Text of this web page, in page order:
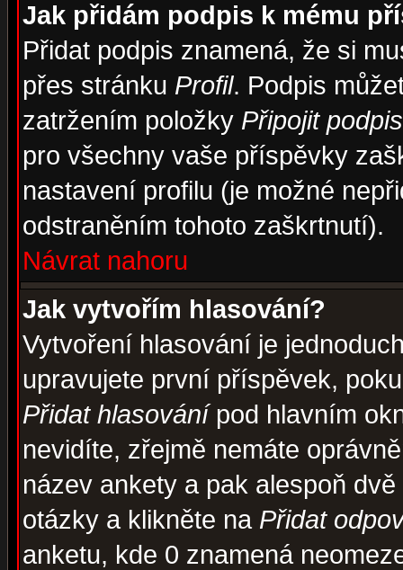
Jak přidám podpis k mému
Přidat podpis znamená, že si
přes stránku Profil. Podpis
zatržením položky Připojit podpis
pro všechny vaše příspěvky
nastavení profilu (je možné
odstraněním tohoto zaškrtnutí).
Návrat nahoru
Jak vytvořím hlasování?
Vytvoření hlasování je
upravujete první příspěvek,
Přidat hlasovánípod hlavním
nevidíte, zřejmě nemáte
název ankety a pak alespoň
otázky a klikněte na Přidat
anketu, kde 0 znamená